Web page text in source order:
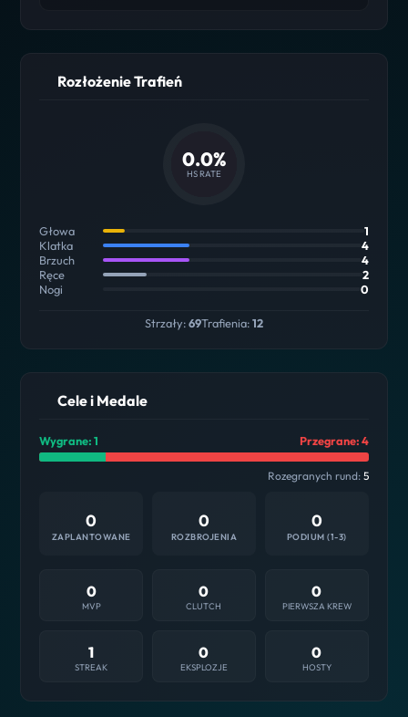
Rozłożenie Trafień
0.0%
HS RATE
Głowa
1
Klatka
4
Brzuch
4
Ręce
2
Nogi
0
Strzały:69Trafienia:12
Cele i Medale
Wygrane: 1 Przegrane: 4
Rozegranych rund: 5
0
ZAPLANTOWANE
0
ROZBROJENIA
0
PODIUM (1-3)
0
MVP
0
CLUTCH
0
PIERWSZA KREW
1
STREAK
0
EKSPLOZJE
0
HOSTY